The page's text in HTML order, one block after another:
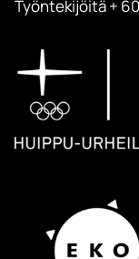
Työntekijöitä +